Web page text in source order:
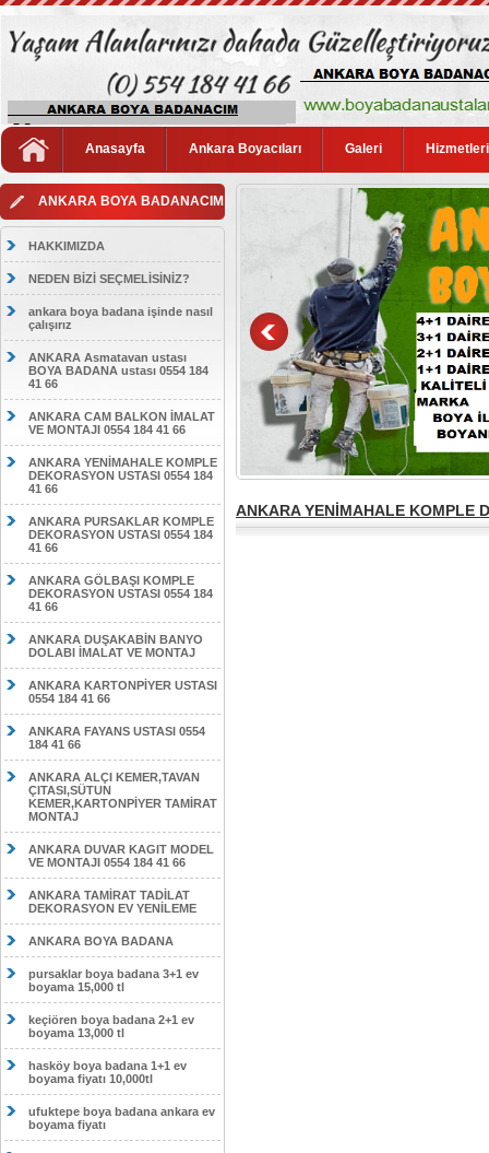
Anasayfa Ankara Boyacıları Galeri
ANKARA BOYA BADANACIM
HAKKIMIZDA
NEDEN BİZİ SEÇMELİSİNİZ?
ankara boya badana işinde nasıl
çalışırız
ANKARA Asmatavan ustası
BOYA BADANA ustası 0554 184
41 66
ANKARA CAM BALKON İMALAT
VE MONTAJI 0554 184 41 66
ANKARA YENİMAHALE KOMPLE
DEKORASYON USTASI 0554 184
41 66
ANKARA PURSAKLAR KOMPLE
DEKORASYON USTASI 0554 184
41 66
ANKARA GÖLBAŞI KOMPLE
DEKORASYON USTASI 0554 184
41 66
ANKARA DUŞAKABİN BANYO
DOLABI İMALAT VE MONTAJ
ANKARA KARTONPİYER USTASI
0554 184 41 66
ANKARA FAYANS USTASI 0554
184 41 66
ANKARA ALÇI KEMER,TAVAN
ÇITASI,SÜTUN
KEMER,KARTONPİYER TAMİRAT
MONTAJ
ANKARA DUVAR KAGIT MODEL
VE MONTAJI 0554 184 41 66
ANKARA TAMİRAT TADİLAT
DEKORASYON EV YENİLEME
ANKARA BOYA BADANA
pursaklar boya badana 3+1 ev
boyama 15,000 tl
keçiören boya badana 2+1 ev
boyama 13,000 tl
hasköy boya badana 1+1 ev
boyama fiyatı 10,000tl
ufuktepe boya badana ankara ev
boyama fiyatı
ANKARA YENİMAHALE KOMPLE